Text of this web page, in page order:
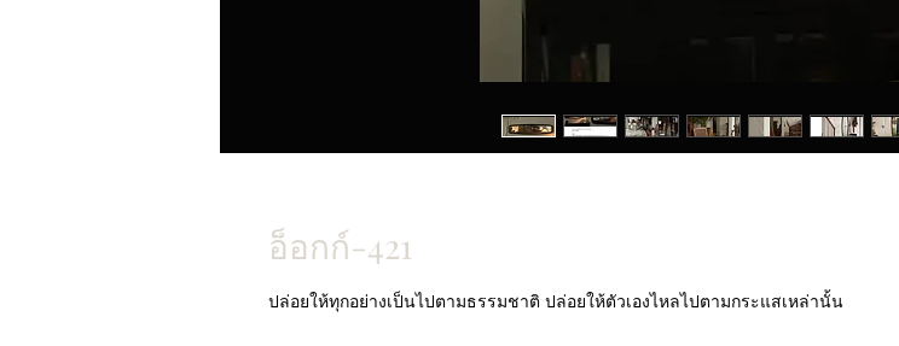
อ็อกก์-421
ปล่อยให้ทุกอย่างเป็นไปตามธรรมชาติ ปล่อยให้ตัวเองไหลไปตามกระแสเหล่านั้น